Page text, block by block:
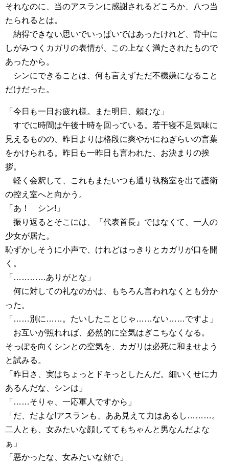
それなのに、当のアスランに感謝されるどころか、八つ当
たられるとは。
納得できない思いでいっぱいではあったけれど、背中に
しがみつくカガリの表情が、この上なく満たされたもので
あったから。
シンにできることは、何も言えずただ不機嫌になること
だけだった。
「今日も一日お疲れ様。また明日、頼むな」
すでに時間は午後十時を回っている。若干寝不足気味に
見えるものの、昨日よりは格段に爽やかにねぎらいの言葉
をかけられる。昨日も一昨日も言われた、お決まりの挨
拶。
軽く会釈して、これもまたいつも通り執務室を出て護衛
の控え室へと向かう。
「あ！ シン!」
振り返るとそこには、『代表首長』ではなくて、一人の
少女が居た。
恥ずかしそうに小声で、けれどはっきりとカガリが口を開
く。
「…………ありがとな」
何に対しての礼なのかは、もちろん言われなくとも分か
った。
「……別に……。たいしたことじゃ……ない……ですよ」
お互いが照れれば、必然的に空気はぎこちなくなる。
そっぽを向くシンとの空気を、カガリは必死に和ませよう
と試みる。
「昨日さ、実はちょっとドキっとしたんだ。細いくせに力
あるんだな、シンは」
「……そりゃ、一応軍人ですから」
「だ、だよな!アスランも、ああ見えて力はあるし………。
二人とも、女みたいな顔しててもちゃんと男なんだよな
ぁ」
「悪かったな、女みたいな顔で」